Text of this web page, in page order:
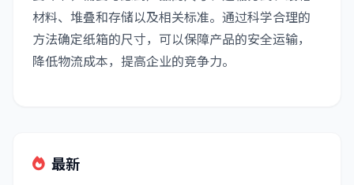
材料、堆叠和存储以及相关标准。通过科学合理的
方法确定纸箱的尺寸，可以保障产品的安全运输，
降低物流成本，提高企业的竞争力。
最新